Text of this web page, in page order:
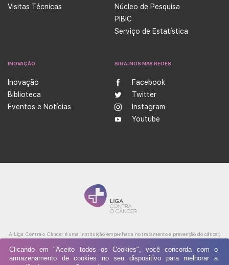
Visitas Técnicas
Núcleo de Pesquisa
PIBIC
Serviço de Estatística
INOVAÇÃO
Inovação
Biblioteca
Eventos e Notícias
SIGA-NOS NAS REDES
Facebook
Twitter
Instagram
Youtube
A Liga Contra o Câncer é uma instituição empenhada no tratamento e prevenção do câncer,
da oncologia. Atualmente possui cinco unidades integradas, nas cidades de Natal e Caicó
(Rio Grande do Norte), oferecendo assistência médica, diagnóstico e tratamento
Clicando em "Aceito todos os Cookies", você concorda com o
armazenamento de cookies no seu dispositivo para melhorar a